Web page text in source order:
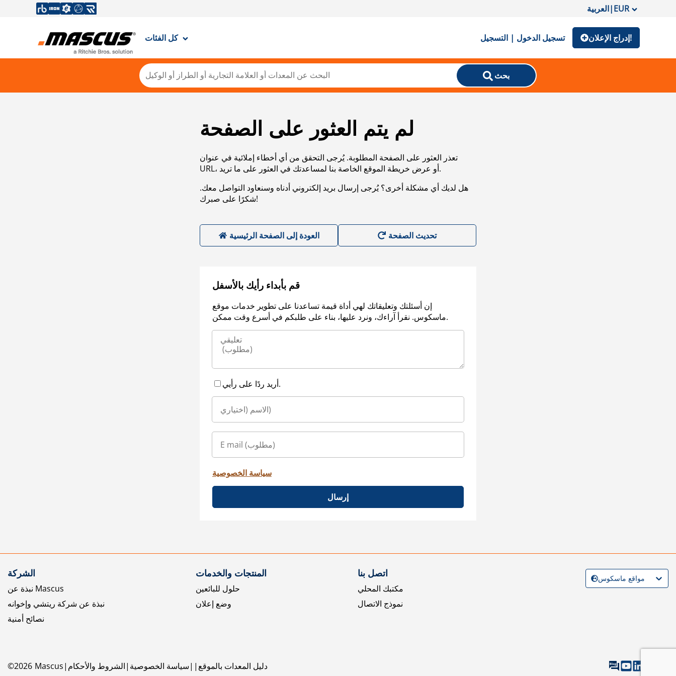
العربية|EUR
كل الفئات تسجيل الدخول | التسجيل إدراج الإعلان!
بحث
لم يتم العثور على الصفحة
تعذر العثور على الصفحة المطلوبة. يُرجى التحقق من أي أخطاء إملائية في عنوان
URL، أو عرض خريطة الموقع الخاصة بنا لمساعدتك في العثور على ما تريد.
هل لديك أي مشكلة أخرى؟ يُرجى إرسال بريد إلكتروني أدناه وسنعاود التواصل معك.
شكرًا على صبرك!
العودة إلى الصفحة الرئيسية
قم بأبداء رأيك بالأسفل
إن أسئلتك وتعليقاتك لهي أداة قيمة تساعدنا على تطوير خدمات موقع
ماسكوس. نقرأ آراءك، ونرد عليها، بناء على طلبكم في أسرع وقت ممكن.
أريد ردًا على رأيي.
سياسة الخصوصية
إرسال
الشركة
نبذة عن Mascus
نبذة عن شركة ريتشي وإخوانه
نصائح أمنية
المنتجات والخدمات
حلول للبائعين
وضع إعلان
اتصل بنا
مكتبك المحلي
نموذج الاتصال
©2026 Mascus الشروط والأحكام سياسة الخصوصية دليل المعدات بالموقع
مواقع ماسكوس